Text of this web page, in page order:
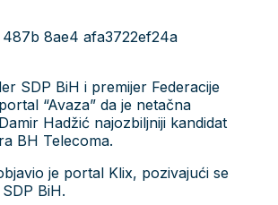
SDP BiH i premijer Federacije
“Avaza” da je netačna
Hadžić najozbiljniji kandidat
BH Telecoma.
je portal Klix, pozivajući se
BiH.